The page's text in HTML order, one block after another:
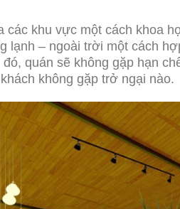
các khu vực một cách khoa
lạnh – ngoài trời một cách
đó, quán sẽ không gặp hạn
không gặp trở ngại nào.